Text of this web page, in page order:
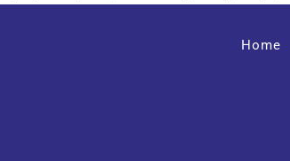
Home